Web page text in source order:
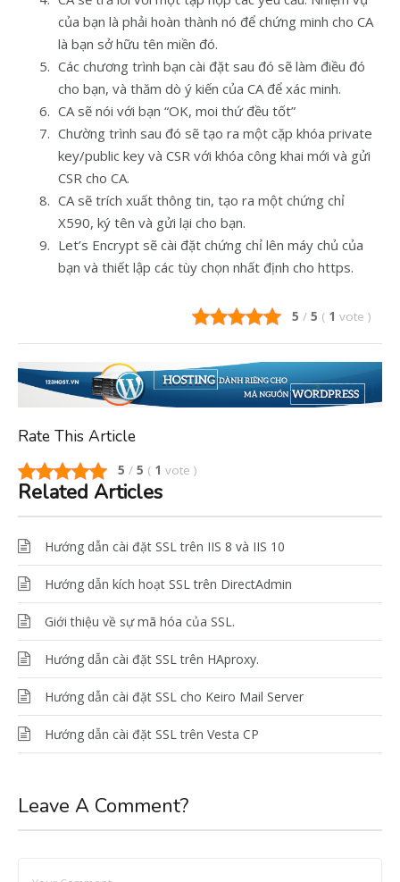
của bạn là phải hoàn thành nó để chứng minh cho CA
là bạn sở hữu tên miền đó.
Các chương trình bạn cài đặt sau đó sẽ làm điều đó
cho bạn, và thăm dò ý kiến của CA để xác minh.
CA sẽ nói với bạn “OK, moi thứ đều tốt”
Chường trình sau đó sẽ tạo ra một cặp khóa private
key/public key và CSR với khóa công khai mới và gửi
CSR cho CA.
CA sẽ trích xuất thông tin, tạo ra một chứng chỉ
X590, ký tên và gửi lại cho bạn.
Let’s Encrypt sẽ cài đặt chứng chỉ lên máy chủ của
bạn và thiết lập các tùy chọn nhất định cho https.
5 / 5 ( 1 vote )
Rate This Article
5 / 5 ( 1 vote )
Related Articles
Hướng dẫn cài đặt SSL trên IIS 8 và IIS 10
Hướng dẫn kích hoạt SSL trên DirectAdmin
Giới thiệu về sự mã hóa của SSL.
Hướng dẫn cài đặt SSL trên HAproxy.
Hướng dẫn cài đặt SSL cho Keiro Mail Server
Hướng dẫn cài đặt SSL trên Vesta CP
Leave A Comment?